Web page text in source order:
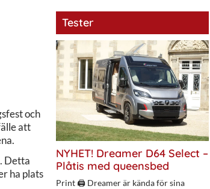
och
att
Detta
ha plats
Tester
NYHET! Dreamer D64 Select –
Plåtis med queensbed
Print 🖨 Dreamer är kända för sina